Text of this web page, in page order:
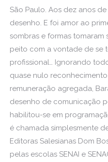
São Paulo. Aos dez anos
desenho. E foi amor ao
sombras e formas tomaram
peito com a vontade de se
profissional… Ignorando
quase nulo
remuneração agregada,
desenho de comunicação
habilitou-se em
é chamada simplesmente
Editoras Salesianas Dom
pelas escolas SENAI e